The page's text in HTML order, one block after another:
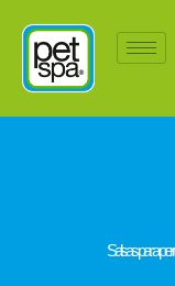
contenido
Salsas para